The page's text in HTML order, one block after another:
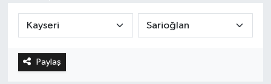
Paylaş
Teknoloji
Sağlık
Tüm Manşetler
Son Dakika Haberleri